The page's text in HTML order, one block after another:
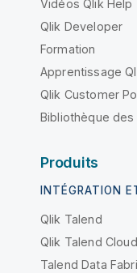
Vidéos Qlik Help
Qlik Developer
Formation
Apprentissage
Qlik Customer
Bibliothèque
Produits
INTÉGRATION
Qlik Talend
Qlik Talend Cloud
Talend Data